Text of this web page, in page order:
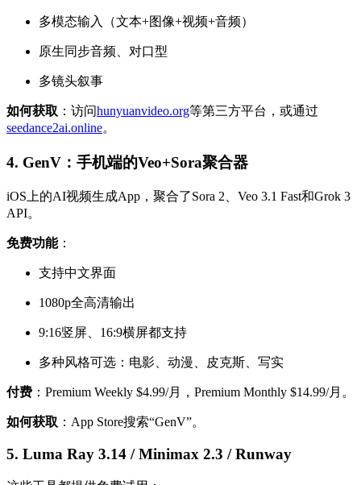
多模态输入（文本+图像+视频+音频）
原生同步音频、对口型
多镜头叙事
如何获取 ：访问hunyuanvideo.org等第三方平台，或通过
seedance2ai.online。
4. GenV：手机端的Veo+Sora聚合器
iOS上的AI视频生成App，聚合了Sora 2、Veo 3.1 Fast和Grok 3
API。
免费功能：
支持中文界面
1080p全高清输出
9:16竖屏、16:9横屏都支持
多种风格可选：电影、动漫、皮克斯、写实
付费 ：Premium Weekly $4.99/月，Premium Monthly $14.99/月。
如何获取 ：App Store搜索“GenV”。
5. Luma Ray 3.14 / Minimax 2.3 / Runway